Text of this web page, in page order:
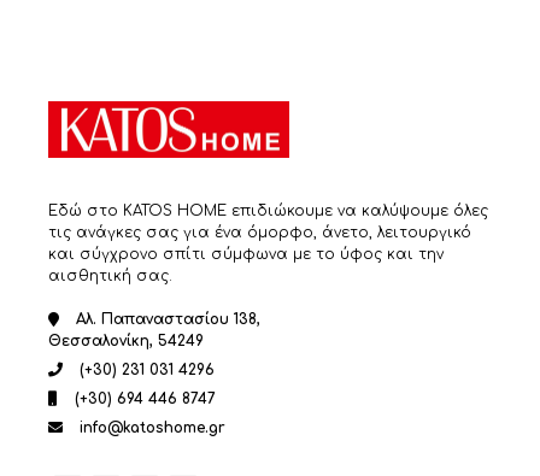
Εδώ στο KATOS HOME επιδιώκουμε να καλύψουμε όλες
τις ανάγκες σας για ένα όμορφο, άνετο, λειτουργικό
και σύγχρονο σπίτι σύμφωνα με το ύφος και την
αισθητική σας.
Αλ. Παπαναστασίου 138,
Θεσσαλονίκη, 54249
(+30) 231 031 4296
(+30) 694 446 8747
info@katoshome.gr